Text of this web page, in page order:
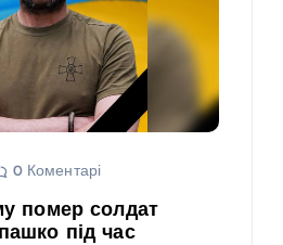
0 Коментарі
помер солдат
під час